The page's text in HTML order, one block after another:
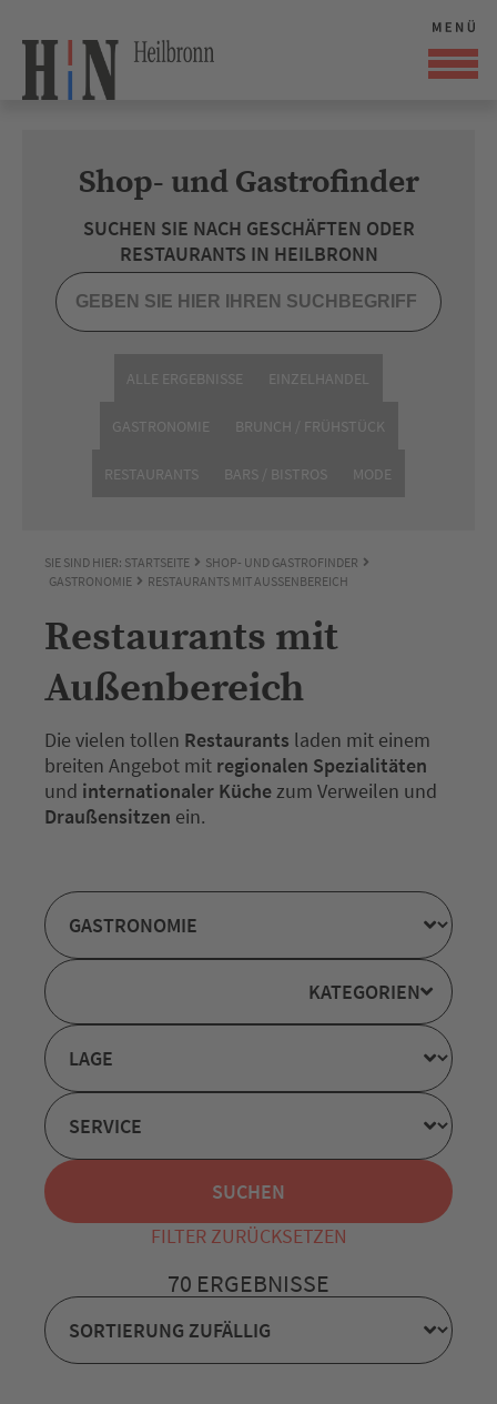
Shop- und Gastrofinder
SUCHEN SIE NACH GESCHÄFTEN ODER
RESTAURANTS IN HEILBRONN
ALLE ERGEBNISSE EINZELHANDEL
GASTRONOMIE BRUNCH / FRÜHSTÜCK
RESTAURANTS BARS / BISTROS MODE
SIE SIND HIER: STARTSEITE
SHOP- UND GASTROFINDER
GASTRONOMIE
RESTAURANTS MIT AUSSENBEREICH
Restaurants mit
Außenbereich
Die vielen tollen Restaurants laden mit einem
breiten Angebot mit regionalen Spezialitäten
und internationaler Küche zum Verweilen und
Draußensitzen ein.
KATEGORIEN
FILTER ZURÜCKSETZEN
70 ERGEBNISSE